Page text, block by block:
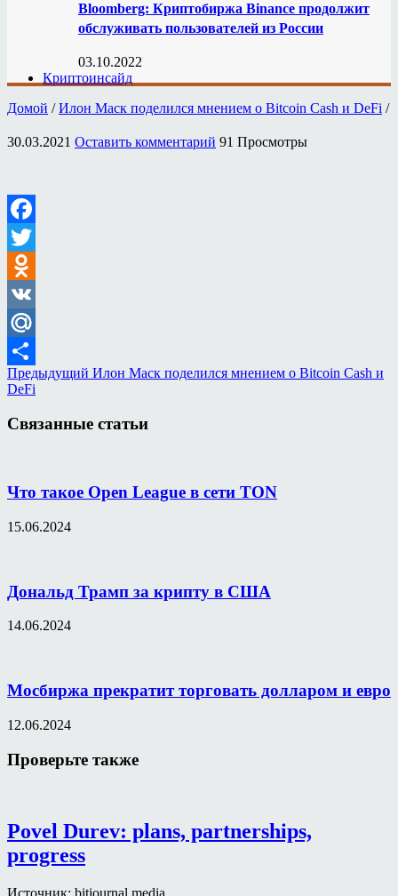
Bloomberg: Криптобиржа Binance продолжит
обслуживать пользователей из России
03.10.2022
Криптоинсайд
Домой / Илон Маск поделился мнением о Bitcoin Cash и DeFi /
30.03.2021 Оставить комментарий 91 Просмотры
Facebook
Twitter
Odnoklassniki
VK
Mail.Ru
Отправить
Предыдущий Илон Маск поделился мнением о Bitcoin Cash и
DeFi
Связанные статьи
Что такое Open League в сети TON
15.06.2024
Дональд Трамп за крипту в США
14.06.2024
Мосбиржа прекратит торговать долларом и евро
12.06.2024
Проверьте также
Povel Durev: plans, partnerships,
progress
Источник: bitjournal.media